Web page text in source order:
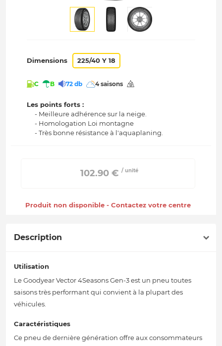
Dimensions 225/40 Y 18
C B 72 db 4 saisons
Les points forts :
- Meilleure adhérence sur la neige.
- Homologation Loi montagne
- Très bonne résistance à l'aquaplaning.
102.90 € / unité
Produit non disponible - Contactez votre centre
Description
Utilisation
Le Goodyear Vector 4Seasons Gen-3 est un pneu toutes
saisons très performant qui convient à la plupart des
véhicules.
Caractéristiques
Ce pneu de dernière génération offre aux consommateurs